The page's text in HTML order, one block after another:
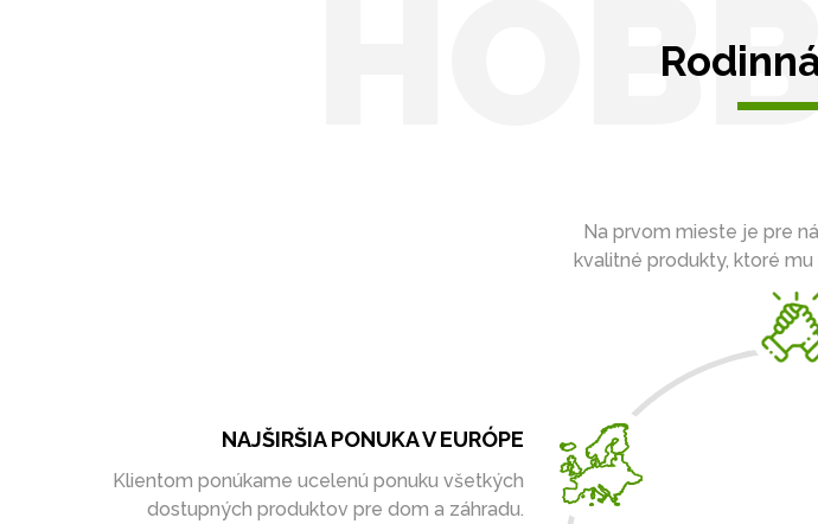
Na prvom mieste je pre
kvalitné produkty, ktoré mu
NAJŠIRŠIA PONUKA V EURÓPE
Klientom ponúkame ucelenú ponuku všetkých
dostupných produktov pre dom a záhradu.